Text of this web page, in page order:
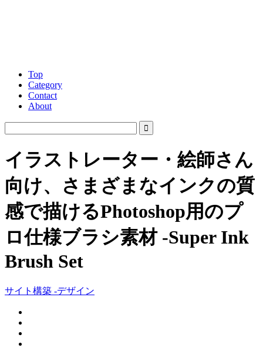
Top
Category
Contact
About
イラストレーター・絵師さん
向け、さまざまなインクの質
感で描けるPhotoshop用のプ
ロ仕様ブラシ素材 -Super Ink
Brush Set
サイト構築 -デザイン